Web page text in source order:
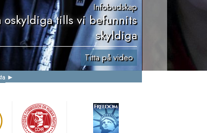
Infobudskap
oskyldiga tills vi befunnits
skyldiga
Titta på video